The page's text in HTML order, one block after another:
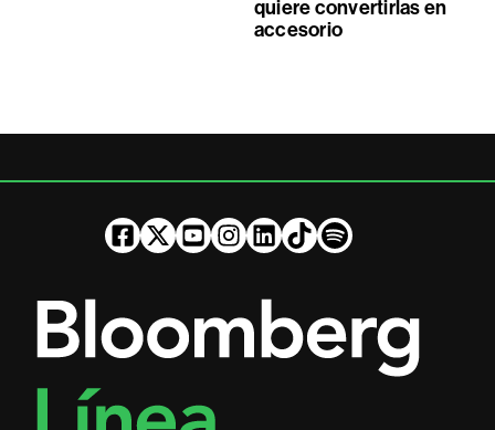
quiere convertirlas en
accesorio